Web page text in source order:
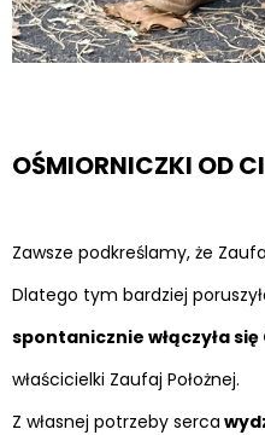
OŚMIORNICZKI OD
Zawsze podkreślamy, że
Dlatego tym bardziej
spontanicznie włączyła
właścicielki Zaufaj Położnej.
Z własnej potrzeby serca